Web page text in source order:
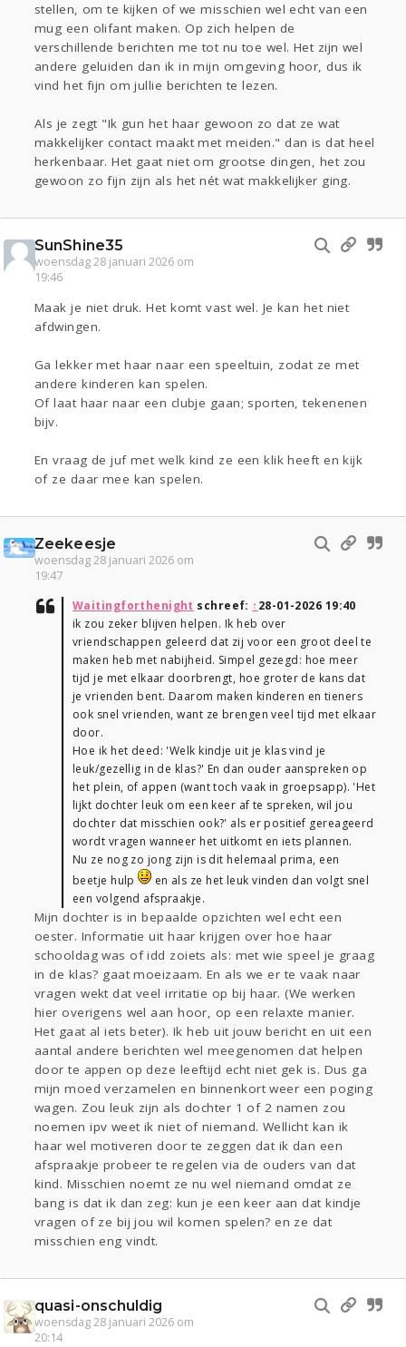
stellen, om te kijken of we misschien wel echt van een
mug een olifant maken. Op zich helpen de
verschillende berichten me tot nu toe wel. Het zijn wel
andere geluiden dan ik in mijn omgeving hoor, dus ik
vind het fijn om jullie berichten te lezen.
Als je zegt "Ik gun het haar gewoon zo dat ze wat
makkelijker contact maakt met meiden." dan is dat heel
herkenbaar. Het gaat niet om grootse dingen, het zou
gewoon zo fijn zijn als het nét wat makkelijker ging.
SunShine35
woensdag 28 januari 2026 om
19:46
Maak je niet druk. Het komt vast wel. Je kan het niet
afdwingen.
Ga lekker met haar naar een speeltuin, zodat ze met
andere kinderen kan spelen.
Of laat haar naar een clubje gaan; sporten, tekenenen
bijv.
En vraag de juf met welk kind ze een klik heeft en kijk
of ze daar mee kan spelen.
Zeekeesje
woensdag 28 januari 2026 om
19:47
Waitingforthenight schreef: ↑28-01-2026 19:40
ik zou zeker blijven helpen. Ik heb over
vriendschappen geleerd dat zij voor een groot deel te
maken heb met nabijheid. Simpel gezegd: hoe meer
tijd je met elkaar doorbrengt, hoe groter de kans dat
je vrienden bent. Daarom maken kinderen en tieners
ook snel vrienden, want ze brengen veel tijd met elkaar
door.
Hoe ik het deed: 'Welk kindje uit je klas vind je
leuk/gezellig in de klas?' En dan ouder aanspreken op
het plein, of appen (want toch vaak in groepsapp). 'Het
lijkt dochter leuk om een keer af te spreken, wil jou
dochter dat misschien ook?' als er positief gereageerd
wordt vragen wanneer het uitkomt en iets plannen.
Nu ze nog zo jong zijn is dit helemaal prima, een
beetje hulp
en als ze het leuk vinden dan volgt snel
een volgend afspraakje.
Mijn dochter is in bepaalde opzichten wel echt een
oester. Informatie uit haar krijgen over hoe haar
schooldag was of idd zoiets als: met wie speel je graag
in de klas? gaat moeizaam. En als we er te vaak naar
vragen wekt dat veel irritatie op bij haar. (We werken
hier overigens wel aan hoor, op een relaxte manier.
Het gaat al iets beter). Ik heb uit jouw bericht en uit een
aantal andere berichten wel meegenomen dat helpen
door te appen op deze leeftijd echt niet gek is. Dus ga
mijn moed verzamelen en binnenkort weer een poging
wagen. Zou leuk zijn als dochter 1 of 2 namen zou
noemen ipv weet ik niet of niemand. Wellicht kan ik
haar wel motiveren door te zeggen dat ik dan een
afspraakje probeer te regelen via de ouders van dat
kind. Misschien noemt ze nu wel niemand omdat ze
bang is dat ik dan zeg: kun je een keer aan dat kindje
vragen of ze bij jou wil komen spelen? en ze dat
misschien eng vindt.
quasi-onschuldig
woensdag 28 januari 2026 om
20:14